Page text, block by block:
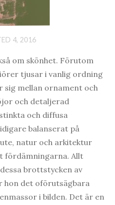
4, 2016
om skönhet. Förutom
tjusar i vanlig ordning
sig mellan ornament och
och detaljerad
och diffusa
balanserat på
natur och arkitektur
fördämningarna. Allt
brottstycken av
hon det oförutsägbara
i bilden. Det är en